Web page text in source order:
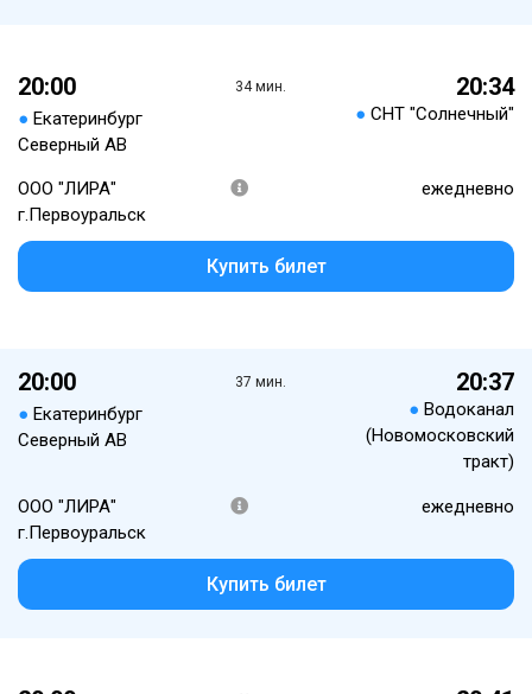
20:00
● Екатеринбург
Северный АВ
34 мин. 20:34
● СНТ "Солнечный"
ООО "ЛИРА"
г.Первоуральск
ежедневно
Купить билет
20:00
● Екатеринбург
Северный АВ
37 мин. 20:37
● Водоканал
(Новомосковский
тракт)
ООО "ЛИРА"
г.Первоуральск
ежедневно
Купить билет